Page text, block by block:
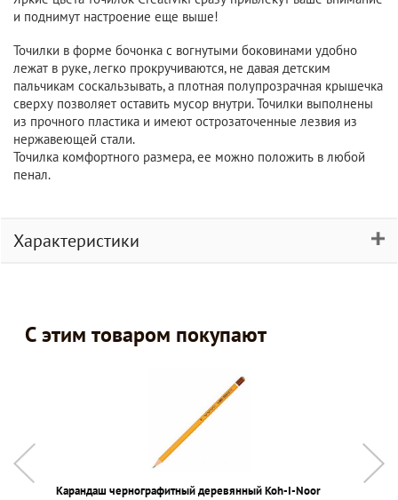
и поднимут настроение еще выше!
Точилки в форме бочонка с вогнутыми боковинами удобно
лежат в руке, легко прокручиваются, не давая детским
пальчикам соскальзывать, а плотная полупрозрачная крышечка
сверху позволяет оставить мусор внутри. Точилки выполнены
из прочного пластика и имеют острозаточенные лезвия из
нержавеющей стали.
Точилка комфортного размера, ее можно положить в любой
пенал.
Характеристики
С этим товаром покупают
Карандаш чернографитный деревянный Koh-I-Noor